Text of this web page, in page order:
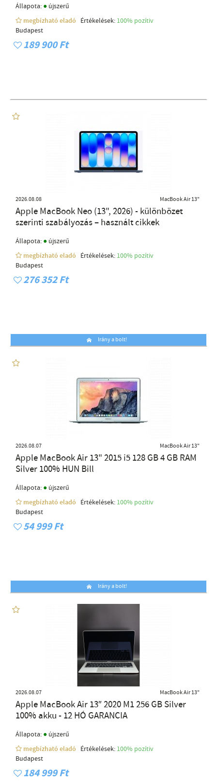
Állapota: ● újszerű
megbízható eladó
Értékelések: 100% pozítiv
Budapest
189 900 Ft
2026.08.08 MacBook Air 13"
Apple MacBook Neo (13", 2026) - különbözet
szerinti szabályozás – használt cikkek
Állapota: ● újszerű
megbízható eladó
Értékelések: 100% pozítiv
Budapest
276 352 Ft
Irány a bolt!
2026.08.07 MacBook Air 13"
Apple MacBook Air 13" 2015 i5 128 GB 4 GB RAM
Silver 100% HUN Bill
Állapota: ● újszerű
megbízható eladó
Értékelések: 100% pozítiv
Budapest
54 999 Ft
Irány a bolt!
2026.08.07 MacBook Air 13"
Apple MacBook Air 13″ 2020 M1 256 GB Silver
100% akku - 12 HÓ GARANCIA
Állapota: ● újszerű
megbízható eladó
Értékelések: 100% pozítiv
Budapest
184 999 Ft